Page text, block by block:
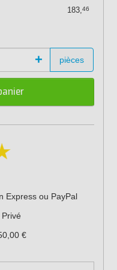
183,46
+ pièces
Express ou PayPal
€